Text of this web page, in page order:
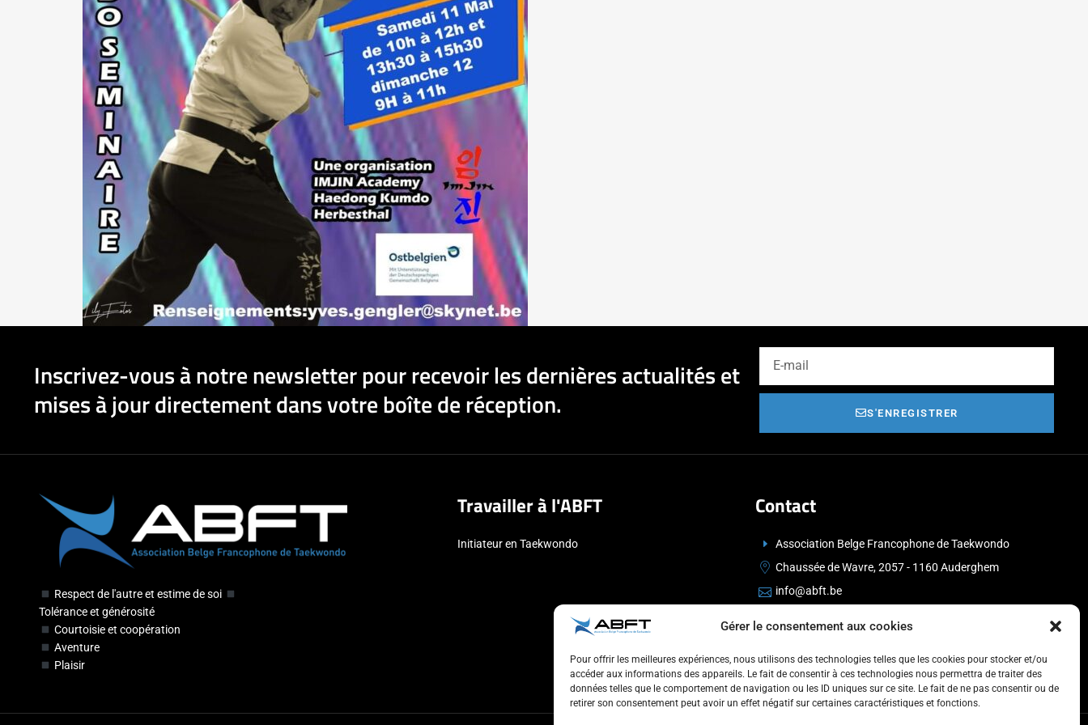
Gérer le consentement aux cookies
Pour offrir les meilleures expériences, nous utilisons des technologies telles que les cookies pour stocker et/ou
accéder aux informations des appareils. Le fait de consentir à ces technologies nous permettra de traiter des
données telles que le comportement de navigation ou les ID uniques sur ce site. Le fait de ne pas consentir ou de
retirer son consentement peut avoir un effet négatif sur certaines caractéristiques et fonctions.
Inscrivez-vous à notre newsletter pour recevoir les dernières actualités et
mises à jour directement dans votre boîte de réception.
S'ENREGISTRER
Respect de l'autre et estime de soi
Tolérance et générosité
Courtoisie et coopération
Aventure
Plaisir
Travailler à l'ABFT
Initiateur en Taekwondo
Contact
Association Belge Francophone de Taekwondo
Chaussée de Wavre, 2057 - 1160 Auderghem
info@abft.be